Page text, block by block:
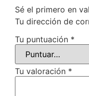
Sé el primero en
Tu dirección de
Tu puntuación *
Tu valoración *